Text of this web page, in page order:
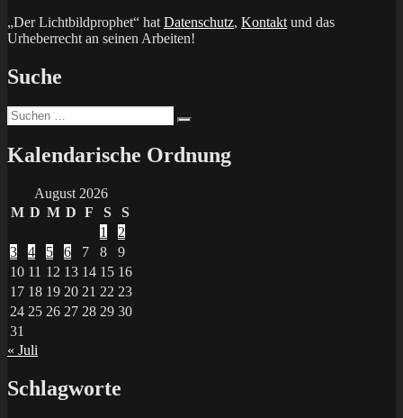
„Der Lichtbildprophet“ hat Datenschutz, Kontakt und das
Urheberrecht an seinen Arbeiten!
Suche
Suchen
nach:
Kalendarische Ordnung
August 2026
M D M D F S
S
1
2
3
4 5 6 7 8
9
10 11 12 13 14 15 16
17 18 19 20 21 22 23
24 25 26 27 28 29 30
31
« Juli
Schlagworte